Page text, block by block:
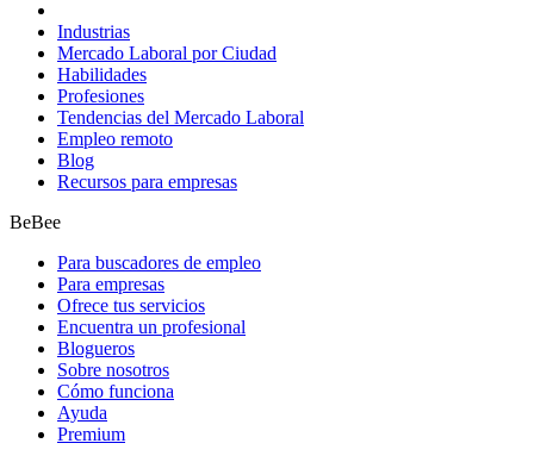
Industrias
Mercado Laboral por Ciudad
Habilidades
Profesiones
Tendencias del Mercado Laboral
Empleo remoto
Blog
Recursos para empresas
BeBee
Para buscadores de empleo
Para empresas
Ofrece tus servicios
Encuentra un profesional
Blogueros
Sobre nosotros
Cómo funciona
Ayuda
Premium